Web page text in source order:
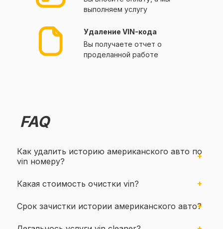
выполняем услугу
Удаление VIN-кода
Вы получаете отчет о
проделанной работе
FAQ
Как удалить историю американского авто по
vin номеру?
Какая стоимость очистки vin?
Срок зачистки истории американского авто?